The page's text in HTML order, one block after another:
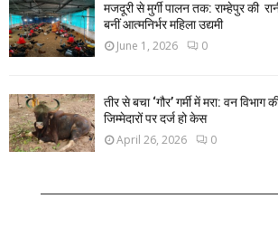
मजदूरी से मुर्गी पालन तक: राम्हेपुर की
बनीं आत्मनिर्भर महिला उद्यमी
June 1, 2026 0
तीर से बचा ‘गौर’ गर्मी में मरा: वन विभाग
जिम्मेदारों पर दर्ज हो केस
April 26, 2026 0